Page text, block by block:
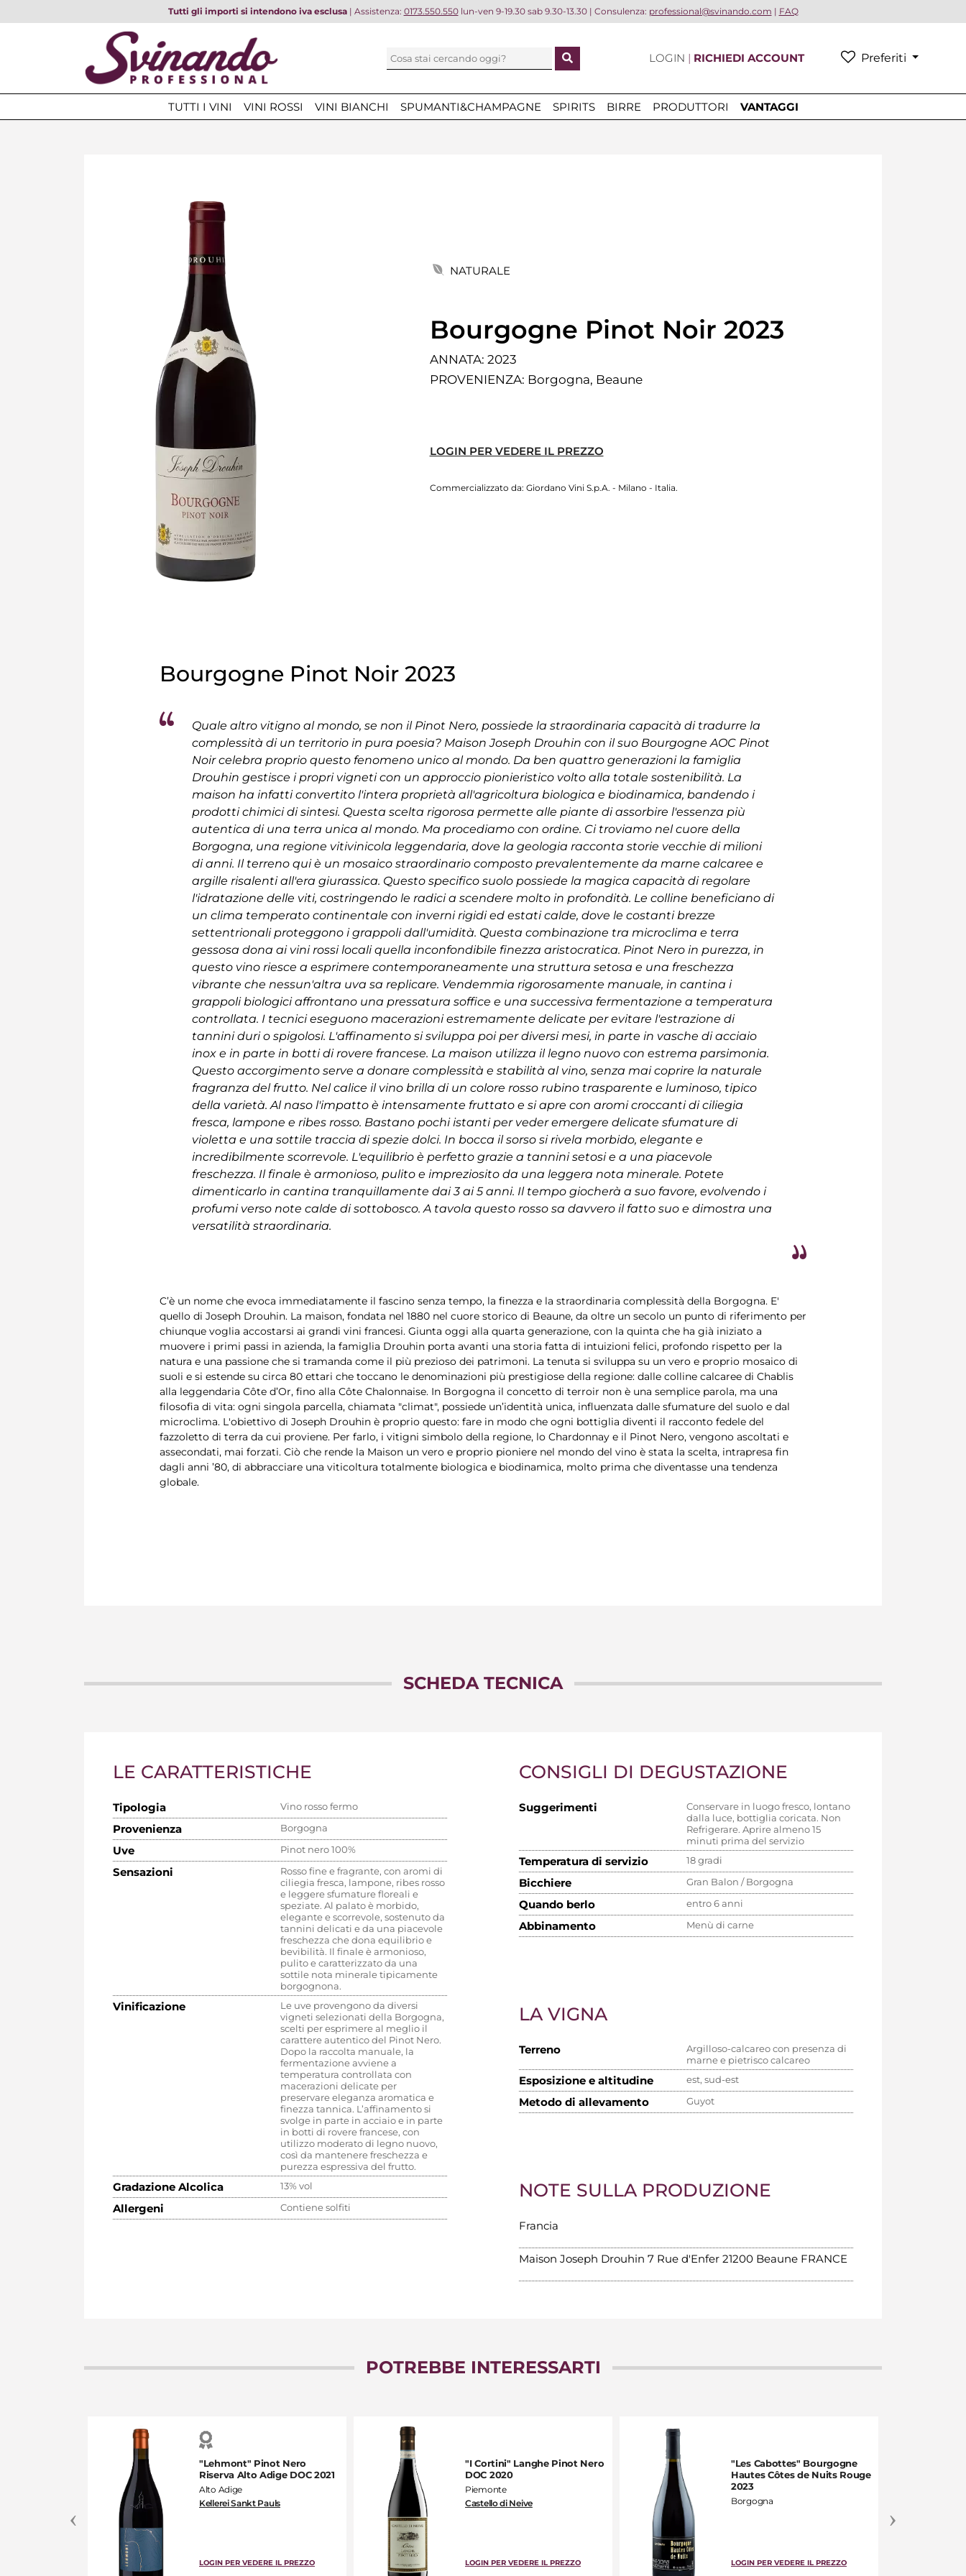
Tutti gli importi si intendono iva esclusa| Assistenza: 0173.550.550lun-ven 9-19.30 sab 9.30-13.30 | Consulenza: professional@svinando.com | FAQ
LOGIN | RICHIEDI ACCOUNT Preferiti
TUTTI I VINI VINI ROSSI VINI BIANCHI SPUMANTI&CHAMPAGNE SPIRITS BIRRE PRODUTTORI VANTAGGI
NATURALE
Bourgogne Pinot Noir 2023
ANNATA: 2023
PROVENIENZA: Borgogna, Beaune
LOGIN PER VEDERE IL PREZZO
Commercializzato da: Giordano Vini S.p.A. - Milano - Italia.
Bourgogne Pinot Noir 2023
Quale altro vitigno al mondo, se non il Pinot Nero, possiede la straordinaria capacità di tradurre la
complessità di un territorio in pura poesia? Maison Joseph Drouhin con il suo Bourgogne AOC Pinot
Noir celebra proprio questo fenomeno unico al mondo. Da ben quattro generazioni la famiglia
Drouhin gestisce i propri vigneti con un approccio pionieristico volto alla totale sostenibilità. La
maison ha infatti convertito l'intera proprietà all'agricoltura biologica e biodinamica, bandendo i
prodotti chimici di sintesi. Questa scelta rigorosa permette alle piante di assorbire l'essenza più
autentica di una terra unica al mondo. Ma procediamo con ordine. Ci troviamo nel cuore della
Borgogna, una regione vitivinicola leggendaria, dove la geologia racconta storie vecchie di milioni
di anni. Il terreno qui è un mosaico straordinario composto prevalentemente da marne calcaree e
argille risalenti all'era giurassica. Questo specifico suolo possiede la magica capacità di regolare
l'idratazione delle viti, costringendo le radici a scendere molto in profondità. Le colline beneficiano di
un clima temperato continentale con inverni rigidi ed estati calde, dove le costanti brezze
settentrionali proteggono i grappoli dall'umidità. Questa combinazione tra microclima e terra
gessosa dona ai vini rossi locali quella inconfondibile finezza aristocratica. Pinot Nero in purezza, in
questo vino riesce a esprimere contemporaneamente una struttura setosa e una freschezza
vibrante che nessun'altra uva sa replicare. Vendemmia rigorosamente manuale, in cantina i
grappoli biologici affrontano una pressatura soffice e una successiva fermentazione a temperatura
controllata. I tecnici eseguono macerazioni estremamente delicate per evitare l'estrazione di
tannini duri o spigolosi. L'affinamento si sviluppa poi per diversi mesi, in parte in vasche di acciaio
inox e in parte in botti di rovere francese. La maison utilizza il legno nuovo con estrema parsimonia.
Questo accorgimento serve a donare complessità e stabilità al vino, senza mai coprire la naturale
fragranza del frutto. Nel calice il vino brilla di un colore rosso rubino trasparente e luminoso, tipico
della varietà. Al naso l'impatto è intensamente fruttato e si apre con aromi croccanti di ciliegia
fresca, lampone e ribes rosso. Bastano pochi istanti per veder emergere delicate sfumature di
violetta e una sottile traccia di spezie dolci. In bocca il sorso si rivela morbido, elegante e
incredibilmente scorrevole. L'equilibrio è perfetto grazie a tannini setosi e a una piacevole
freschezza. Il finale è armonioso, pulito e impreziosito da una leggera nota minerale. Potete
dimenticarlo in cantina tranquillamente dai 3 ai 5 anni. Il tempo giocherà a suo favore, evolvendo i
profumi verso note calde di sottobosco. A tavola questo rosso sa davvero il fatto suo e dimostra una
versatilità straordinaria.
C’è un nome che evoca immediatamente il fascino senza tempo, la finezza e la straordinaria complessità della Borgogna. E'
quello di Joseph Drouhin. La maison, fondata nel 1880 nel cuore storico di Beaune, da oltre un secolo un punto di riferimento per
chiunque voglia accostarsi ai grandi vini francesi. Giunta oggi alla quarta generazione, con la quinta che ha già iniziato a
muovere i primi passi in azienda, la famiglia Drouhin porta avanti una storia fatta di intuizioni felici, profondo rispetto per la
natura e una passione che si tramanda come il più prezioso dei patrimoni. La tenuta si sviluppa su un vero e proprio mosaico di
suoli e si estende su circa 80 ettari che toccano le denominazioni più prestigiose della regione: dalle colline calcaree di Chablis
alla leggendaria Côte d’Or, fino alla Côte Chalonnaise. In Borgogna il concetto di terroir non è una semplice parola, ma una
filosofia di vita: ogni singola parcella, chiamata "climat", possiede un’identità unica, influenzata dalle sfumature del suolo e dal
microclima. L'obiettivo di Joseph Drouhin è proprio questo: fare in modo che ogni bottiglia diventi il racconto fedele del
fazzoletto di terra da cui proviene. Per farlo, i vitigni simbolo della regione, lo Chardonnay e il Pinot Nero, vengono ascoltati e
assecondati, mai forzati. Ciò che rende la Maison un vero e proprio pioniere nel mondo del vino è stata la scelta, intrapresa fin
dagli anni ’80, di abbracciare una viticoltura totalmente biologica e biodinamica, molto prima che diventasse una tendenza
globale.
SCHEDA TECNICA
LE CARATTERISTICHE
Tipologia Vino rosso fermo
Provenienza Borgogna
Uve Pinot nero 100%
Sensazioni
Rosso fine e fragrante, con aromi di
ciliegia fresca, lampone, ribes rosso
e leggere sfumature floreali e
speziate. Al palato è morbido,
elegante e scorrevole, sostenuto da
tannini delicati e da una piacevole
freschezza che dona equilibrio e
bevibilità. Il finale è armonioso,
pulito e caratterizzato da una
sottile nota minerale tipicamente
borgognona.
Vinificazione
Le uve provengono da diversi
vigneti selezionati della Borgogna,
scelti per esprimere al meglio il
carattere autentico del Pinot Nero.
Dopo la raccolta manuale, la
fermentazione avviene a
temperatura controllata con
macerazioni delicate per
preservare eleganza aromatica e
finezza tannica. L’affinamento si
svolge in parte in acciaio e in parte
in botti di rovere francese, con
utilizzo moderato di legno nuovo,
così da mantenere freschezza e
purezza espressiva del frutto.
Gradazione Alcolica 13% vol
Allergeni Contiene solfiti
CONSIGLI DI DEGUSTAZIONE
Suggerimenti
Conservare in luogo fresco, lontano
dalla luce, bottiglia coricata. Non
Refrigerare. Aprire almeno 15
minuti prima del servizio
Temperatura di servizio 18 gradi
Bicchiere Gran Balon / Borgogna
Quando berlo entro 6 anni
Abbinamento Menù di carne
LA VIGNA
Terreno
Argilloso-calcareo con presenza di
marne e pietrisco calcareo
Esposizione e altitudine est, sud-est
Metodo di allevamento Guyot
NOTE SULLA PRODUZIONE
Francia
Maison Joseph Drouhin 7 Rue d'Enfer 21200 Beaune FRANCE
POTREBBE INTERESSARTI
"Lehmont" Pinot Nero
Riserva Alto Adige DOC 2021
Alto Adige
Kellerei Sankt Pauls
LOGIN PER VEDERE IL PREZZO
"I Cortini" Langhe Pinot Nero
DOC 2020
Piemonte
Castello di Neive
LOGIN PER VEDERE IL PREZZO
"Les Cabottes" Bourgogne
Hautes Côtes de Nuits Rouge
2023
Borgogna
LOGIN PER VEDERE IL PREZZO